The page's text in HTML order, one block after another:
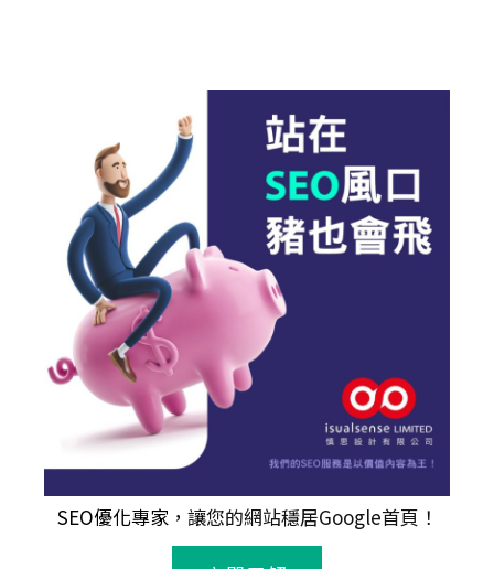
SEO優化專家，讓您的網站穩居Google首頁！